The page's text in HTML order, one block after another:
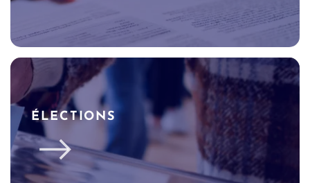
ÉLECTIONS